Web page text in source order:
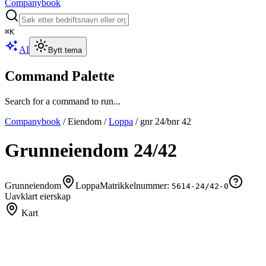
Companybook
⌘K
AI Bytt tema
Command Palette
Search for a command to run...
Companybook /Eiendom /Loppa / gnr 24/bnr42
Grunneiendom 24/42
Grunneiendom LoppaMatrikkelnummer: 5614-24/42-0
Uavklart eierskap
Kart